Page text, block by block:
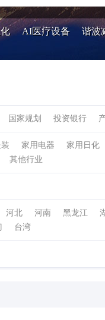
AI医疗设备 谐波
国家规划 投资银行
家用电器 家用日化
其他行业
河北 河南 黑龙江
台湾